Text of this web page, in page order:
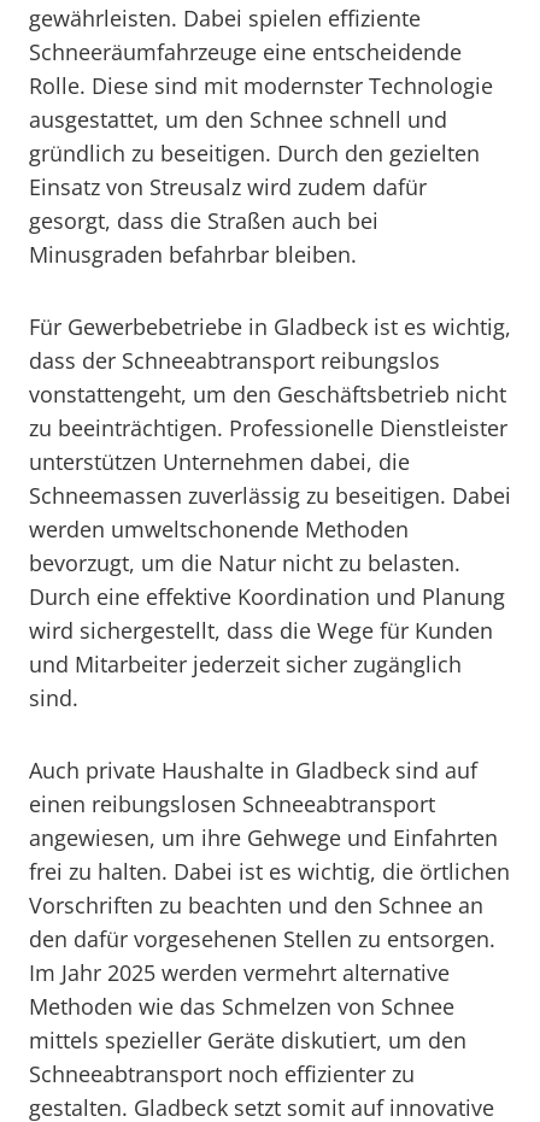
gewährleisten. Dabei spielen effiziente
Schneeräumfahrzeuge eine entscheidende
Rolle. Diese sind mit modernster Technologie
ausgestattet, um den Schnee schnell und
gründlich zu beseitigen. Durch den gezielten
Einsatz von Streusalz wird zudem dafür
gesorgt, dass die Straßen auch bei
Minusgraden befahrbar bleiben.
Für Gewerbebetriebe in Gladbeck ist es wichtig,
dass der Schneeabtransport reibungslos
vonstattengeht, um den Geschäftsbetrieb nicht
zu beeinträchtigen. Professionelle Dienstleister
unterstützen Unternehmen dabei, die
Schneemassen zuverlässig zu beseitigen. Dabei
werden umweltschonende Methoden
bevorzugt, um die Natur nicht zu belasten.
Durch eine effektive Koordination und Planung
wird sichergestellt, dass die Wege für Kunden
und Mitarbeiter jederzeit sicher zugänglich
sind.
Auch private Haushalte in Gladbeck sind auf
einen reibungslosen Schneeabtransport
angewiesen, um ihre Gehwege und Einfahrten
frei zu halten. Dabei ist es wichtig, die örtlichen
Vorschriften zu beachten und den Schnee an
den dafür vorgesehenen Stellen zu entsorgen.
Im Jahr 2025 werden vermehrt alternative
Methoden wie das Schmelzen von Schnee
mittels spezieller Geräte diskutiert, um den
Schneeabtransport noch effizienter zu
gestalten. Gladbeck setzt somit auf innovative